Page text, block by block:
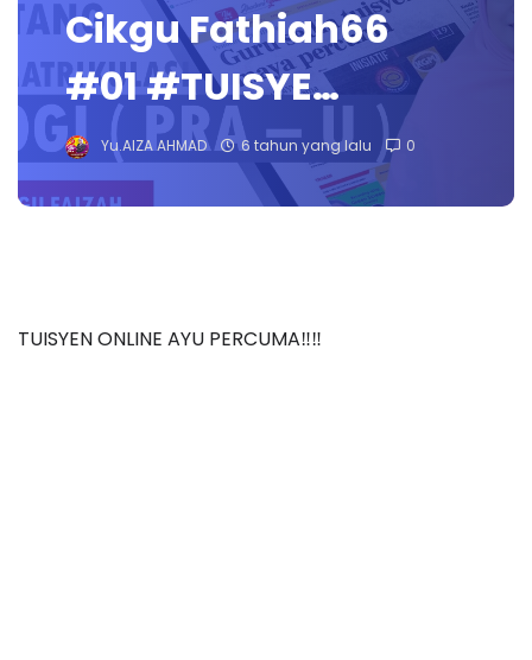
Cikgu Fathiah66
#01 #TUISYE…
Yu.AIZA AHMAD 6 tahun yang lalu 0
TUISYEN ONLINE AYU PERCUMA‼️‼️